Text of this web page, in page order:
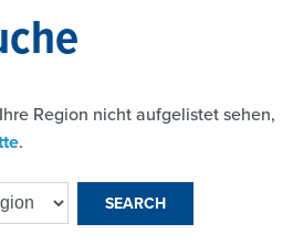
Region nicht aufgelistet sehen,
.